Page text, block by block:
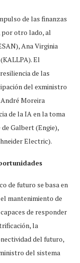
de las finanzas
por otro lado, al
Ana Virginia
El
de las
del exministro
Moreira
de la IA en la toma
de Galbert (Engie),
Electric).
de futuro se basa en
mantenimiento de
de responder
la
del futuro,
del sistema